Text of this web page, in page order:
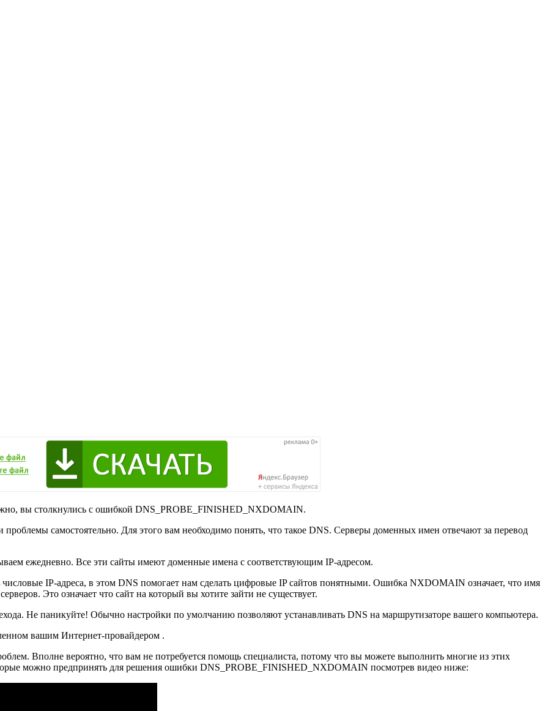
вы столкнулись с ошибкой DNS_PROBE_FINISHED_NXDOMAIN.
самостоятельно. Для этого вам необходимо понять, что такое DNS. Серверы доменных имен отвечают за перевод
ежедневно. Все эти сайты имеют доменные имена с соответствующим IP-адресом.
IP-адреса, в этом DNS помогает нам сделать цифровые IP сайтов понятными. Ошибка NXDOMAIN означает, что имя
Это означает что сайт на который вы хотите зайти не существует.
Не паникуйте! Обычно настройки по умолчанию позволяют устанавливать DNS на маршрутизаторе вашего компьютера.
вашим Интернет-провайдером .
Вполне вероятно, что вам не потребуется помощь специалиста, потому что вы можете выполнить многие из этих
можно предпринять для решения ошибки DNS_PROBE_FINISHED_NXDOMAIN посмотрев видео ниже: